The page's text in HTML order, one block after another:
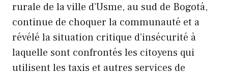
rurale de la ville d’Usme, au sud de Bogotá,
continue de choquer la communauté et a
révélé la situation critique d’insécurité à
laquelle sont confrontés les citoyens qui
utilisent les taxis et autres services de